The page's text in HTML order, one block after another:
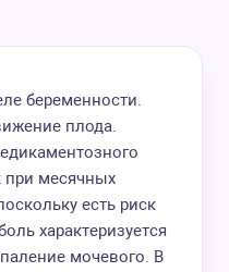
беременности.
плода.
при месячных
есть риск
характеризуется
мочевого. В